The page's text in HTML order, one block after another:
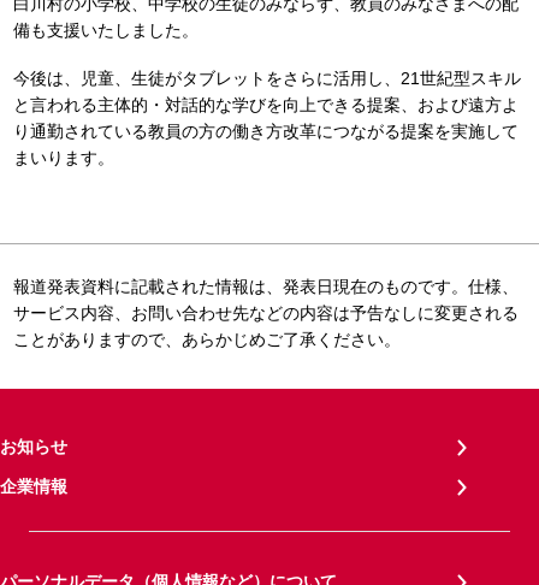
備も支援いたしました。
今後は、児童、生徒がタブレットをさらに活用し、21世紀型スキル
と言われる主体的・対話的な学びを向上できる提案、および遠方よ
り通勤されている教員の方の働き方改革につながる提案を実施して
まいります。
報道発表資料に記載された情報は、発表日現在のものです。仕様、
サービス内容、お問い合わせ先などの内容は予告なしに変更される
ことがありますので、あらかじめご了承ください。
お知らせ
企業情報